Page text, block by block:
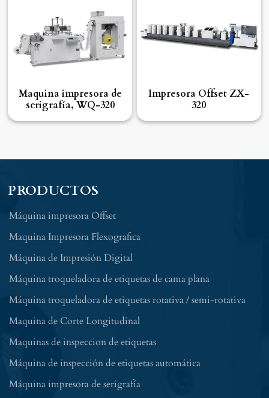
Maquina impresora de
serigrafía, WQ-320
Impresora Offset ZX-
320
PRODUCTOS
Máquina impresora Offset
Maquina Impresora Flexografica
Máquina de Impresión Digital
Máquina troqueladora de etiquetas de cama plana
Máquina troqueladora de etiquetas rotativa / semi-rotativa
Maquina de Corte Longitudinal
Maquinas de inspeccion de etiquetas
Máquina de inspección de etiquetas automática
Máquina impresora de serigrafía